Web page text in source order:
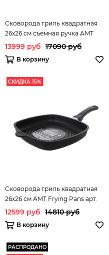
Сковорода гриль квадратная
26х26 см съемная ручка AMT
Frying Pans арт. AMT E264G
13999 руб 17090 руб
В корзину
СКИДКА 15%
Сковорода гриль квадратная
26х26 см AMT Frying Pans арт.
AMT E264G FIX
12599 руб 14810 руб
В корзину
РАСПРОДАНО